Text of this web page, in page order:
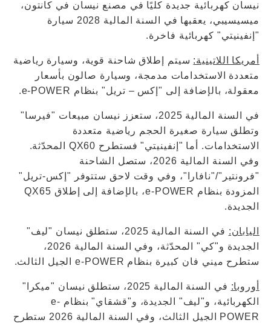
نيسان كهربائية جديدة كليًا في مصنع نيسان في كانتون،
ميسيسيبي، يعقبها في السنة المالية 2028 سيارة
"إنفينيتي" كهربائية فاخرة.
أمريكا اللاتينية: سيتم إطلاق شاحنة قوية، وسيارة رياضية
متعددة الاستخدامات مدمجة، وسيارة صالون بأسعار
معقولة، بالإضافة إلى "إكس – تريل" بنظام e-POWER.
في السنة المالية 2025، ستعزز نيسان مبيعات "فيرسا"
وتطلق سيارة صغيرة الحجم رياضية متعددة
الاستخدامات. أما "إنفينيتي" فستطرح QX60 المحدّثة.
وفي السنة المالية 2026، ستصل الشاحنة
"فرونتير"/"نافارا"، وفي وقت لاحق ستتوفر "إكس-تريل"
المزودة بنظام e-POWER، بالإضافة إلى إطلاق QX65
الجديدة.
اليابان:
في السنة المالية 2025، ستطلق نيسان "ليف"
الجديدة و"كي" المحدّثة، وفي السنة المالية 2026،
ستطرح ميني فان كبيرة بنظام e-POWER الجيل الثالث.
أوروبا:
في السنة المالية 2025، ستطلق نيسان "ميكرا"
الكهربائية، و"ليف" الجديدة، و"قشقاي" بنظام e-
POWER الجيل الثالث، وفي السنة المالية 2026 ستطرح